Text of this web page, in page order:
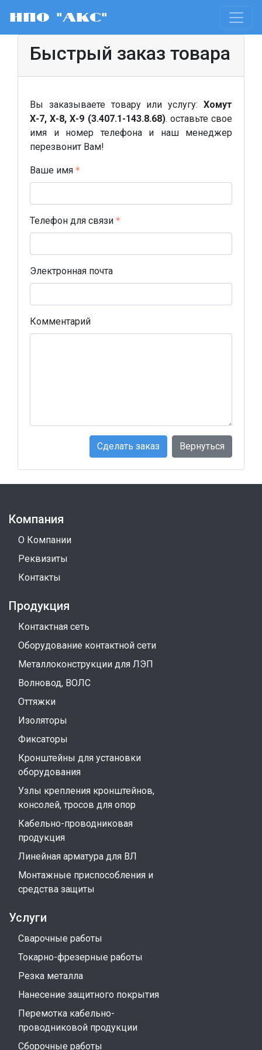
НПО "АКС"
Быстрый заказ товара
Вы заказываете товару или услугу: Хомут
Х-7, Х-8, Х-9 (3.407.1-143.8.68). оставьте свое
имя и номер телефона и наш менеджер
перезвонит Вам!
Ваше имя
Телефон для связи
Электронная почта
Комментарий
Сделать заказ Вернуться
Компания
О Компании
Реквизиты
Контакты
Продукция
Контактная сеть
Оборудование контактной сети
Металлоконструкции для ЛЭП
Волновод, ВОЛС
Оттяжки
Изоляторы
Фиксаторы
Кронштейны для установки
оборудования
Узлы крепления кронштейнов,
консолей, тросов для опор
Кабельно-проводниковая
продукция
Линейная арматура для ВЛ
Монтажные приспособления и
средства защиты
Услуги
Сварочные работы
Токарно-фрезерные работы
Резка металла
Нанесение защитного покрытия
Перемотка кабельно-
проводниковой продукции
Сборочные работы